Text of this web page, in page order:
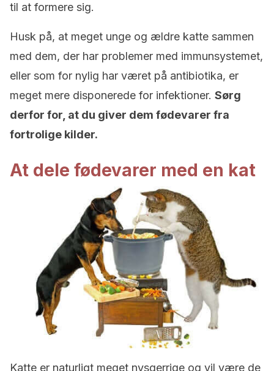
til at formere sig.
Husk på, at meget unge og ældre katte sammen
med dem, der har problemer med immunsystemet,
eller som for nylig har været på antibiotika, er
meget mere disponerede for infektioner. Sørg
derfor for, at du giver dem fødevarer fra
fortrolige kilder.
At dele fødevarer med en kat
Katte er naturligt meget nysgerrige og vil være de